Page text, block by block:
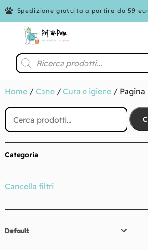
Spedizione gratuita a partire da 59
Home / Cane / Cura e igiene / Pagina
Categoria
Cancella filtri
Default